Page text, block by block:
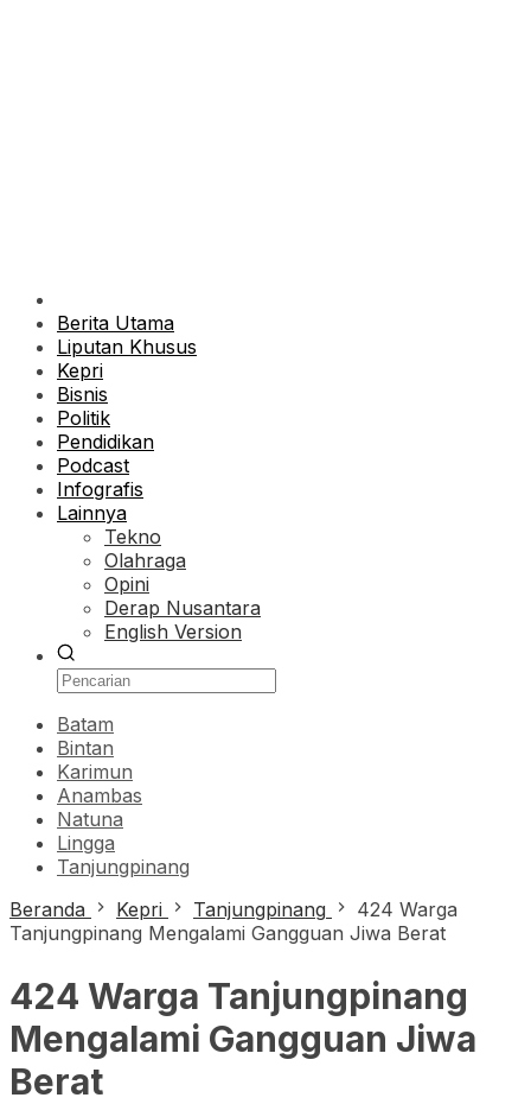
Berita Utama
Liputan Khusus
Kepri
Bisnis
Politik
Pendidikan
Podcast
Infografis
Lainnya
Tekno
Olahraga
Opini
Derap Nusantara
English Version
Batam
Bintan
Karimun
Anambas
Natuna
Lingga
Tanjungpinang
Beranda
Kepri Tanjungpinang
424 Warga
Tanjungpinang Mengalami Gangguan Jiwa Berat
424 Warga Tanjungpinang
Mengalami Gangguan Jiwa
Berat